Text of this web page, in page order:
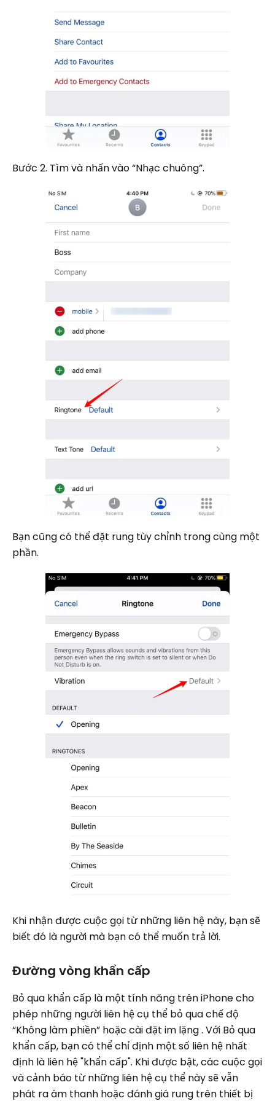
Bước 2. Tìm và nhấn vào “Nhạc chuông”.
Bạn cũng có thể đặt rung tùy chỉnh trong cùng một
phần.
Khi nhận được cuộc gọi từ những liên hệ này, bạn sẽ
biết đó là người mà bạn có thể muốn trả lời.
Đường vòng khẩn cấp
Bỏ qua khẩn cấp là một tính năng trên iPhone cho
phép những người liên hệ cụ thể bỏ qua chế độ
“Không làm phiền” hoặc cài đặt im lặng . Với Bỏ qua
khẩn cấp, bạn có thể chỉ định một số liên hệ nhất
định là liên hệ "khẩn cấp". Khi được bật, các cuộc gọi
và cảnh báo từ những liên hệ cụ thể này sẽ vẫn
phát ra âm thanh hoặc đánh giá rung trên thiết bị